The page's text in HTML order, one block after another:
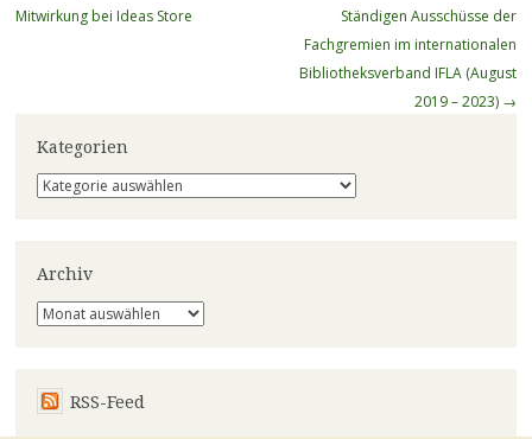
Mitwirkung bei Ideas Store
Ständigen Ausschüsse der
Fachgremien im internationalen
Bibliotheksverband IFLA (August
2019 – 2023) →
Kategorien
Kategorien
Archiv
Archiv
RSS-Feed